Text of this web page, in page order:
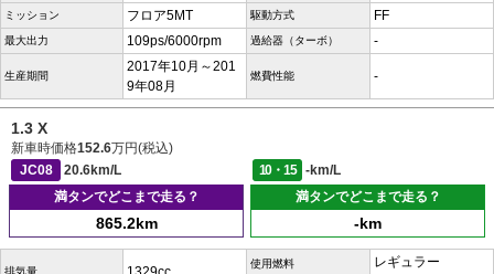
ミッション フロア5MT 駆動方式 FF
最大出力 109ps/6000rpm 過給器（ターボ） -
生産期間
2017年10月～201
9年08月
燃費性能 -
1.3 X
新車時価格152.6万円(税込)
JC08
20.6km/L 10・15
-km/L
満タンでどこまで走る？
865.2km
満タンでどこまで走る？
-km
排気量
使用燃料
レギュラー